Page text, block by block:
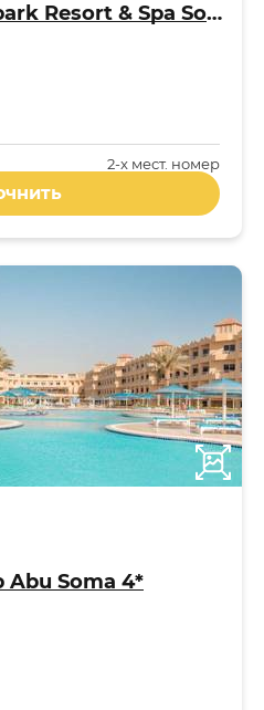
Movenpick Waterpark Resort & Spa Soma Bay 5*
2-x мест. номер
Abu Soma 4*